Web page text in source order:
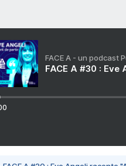
FACE A - un podcast
FACE A #30 :